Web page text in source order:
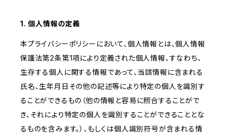
1. 個人情報の定義
本プライバシーポリシーにおいて、個人情報とは、個人情報
保護法第2条第1項により定義された個人情報、すなわち、
生存する個人に関する情報であって、当該情報に含まれる
氏名、生年月日その他の記述等により特定の個人を識別す
ることができるもの（他の情報と容易に照合することがで
き、それにより特定の個人を識別することができることとな
るものを含みます。）、もしくは個人識別符号が含まれる情